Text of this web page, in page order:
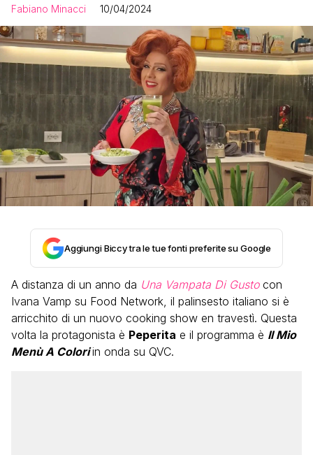
Fabiano Minacci 10/04/2024
Aggiungi Biccy tra le tue fonti preferite su Google
A distanza di un anno da Una Vampata Di Gustocon
Ivana Vamp su Food Network, il palinsesto italiano si è
arricchito di un nuovo cooking show en travestì. Questa
volta la protagonista è Peperita e il programma è Il Mio
Menù A Colori in onda su QVC.